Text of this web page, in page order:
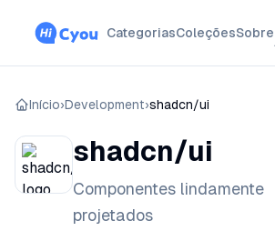
CategoriasColeçõesSobre
Início›Development›shadcn/ui
shadcn/ui
Componentes lindamente
projetados